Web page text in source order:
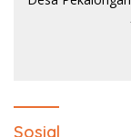
Sosial